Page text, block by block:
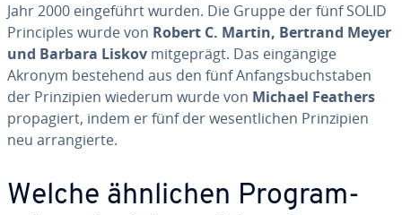
Jahr 2000 ein­ge­führt wurden. Die Gruppe der fünf SOLID
Pri­nciples wurde von Robert C. Martin, Bertrand Meyer
und Barbara Liskov mit­ge­prägt. Das eingän­gige
Akronym bestehend aus den fünf An­fangsbuchs­ta­ben
der Pri­nzi­pien wiederum wurde von Michael Feathers
pro­pa­giert, indem er fünf der we­sent­lic­hen Pri­nzi­pien
neu ar­ran­gierte.
Welche ähnlichen Prog­ram­